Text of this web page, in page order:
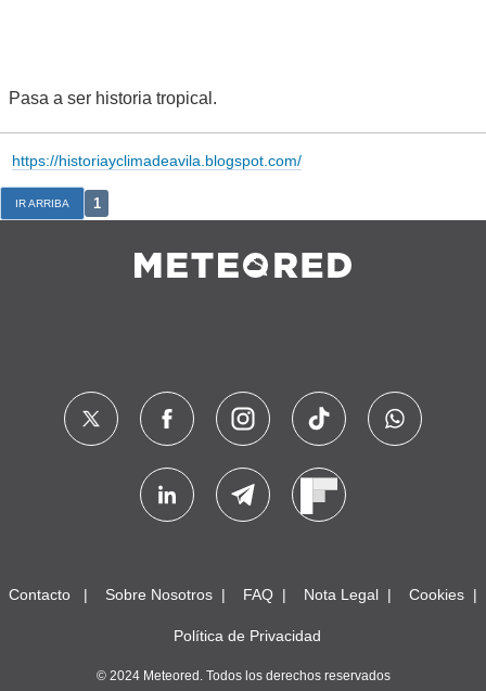
Pasa a ser historia tropical.
https://historiayclimadeavila.blogspot.com/
IR ARRIBA 1
Contacto Sobre Nosotros FAQ Nota Legal Cookies
Política de Privacidad
© 2024 Meteored. Todos los derechos reservados